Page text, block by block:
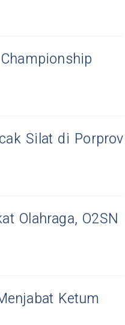
Silat di Porprov
Olahraga, O2SN
Ketum